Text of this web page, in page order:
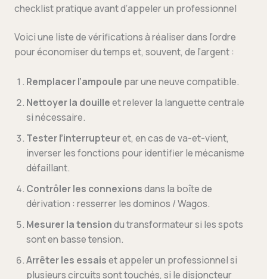
checklist pratique avant d’appeler un professionnel
Voici une liste de vérifications à réaliser dans l’ordre
pour économiser du temps et, souvent, de l’argent :
Remplacer l’ampoule par une neuve compatible.
Nettoyer la douilleet relever la languette centrale
si nécessaire.
Tester l’interrupteuret, en cas de va-et-vient,
inverser les fonctions pour identifier le mécanisme
défaillant.
Contrôler les connexionsdans la boîte de
dérivation : resserrer les dominos / Wagos.
Mesurer la tensiondu transformateur si les spots
sont en basse tension.
Arrêter les essaiset appeler un professionnel si
plusieurs circuits sont touchés, si le disjoncteur